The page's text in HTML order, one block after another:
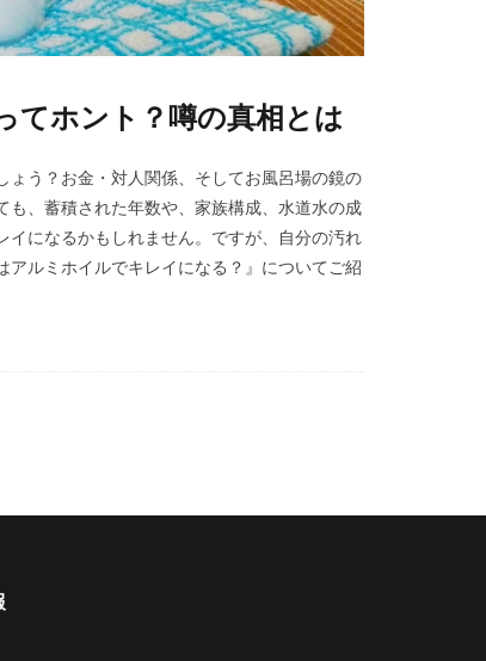
てホント？噂の真相とは
う？お金・対人関係、そしてお風呂場の鏡の
、蓄積された年数や、家族構成、水道水の成
になるかもしれません。ですが、自分の汚れ
ルミホイルでキレイになる？』についてご紹